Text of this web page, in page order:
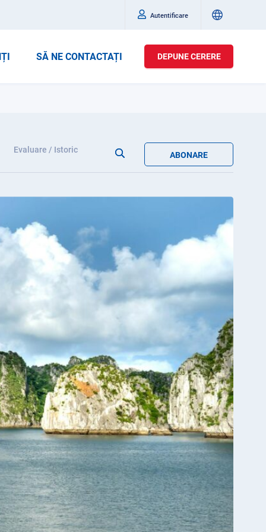
Autentificare
SĂ NE CONTACTAȚI DEPUNE CERERE
Evaluare / Istoric
ABONARE